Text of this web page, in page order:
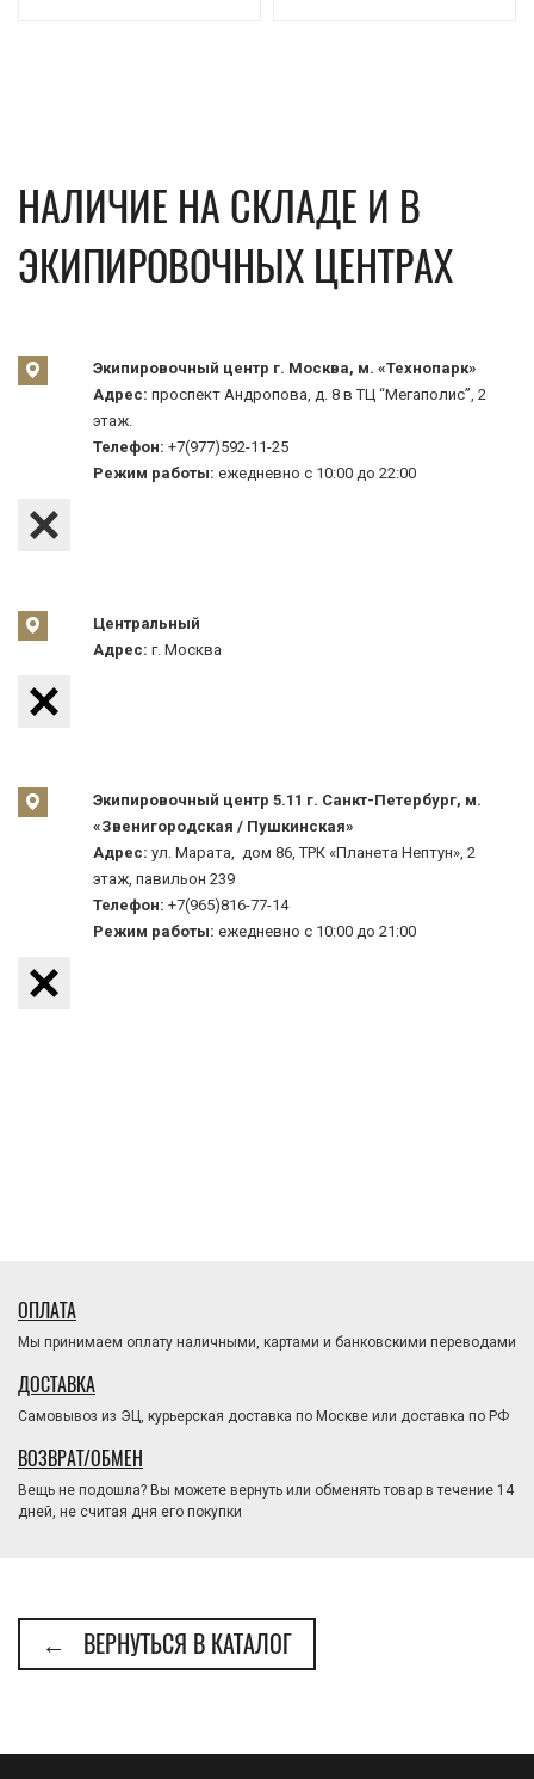
НАЛИЧИЕ НА СКЛАДЕ И В
ЭКИПИРОВОЧНЫХ ЦЕНТРАХ
Экипировочный центр г. Москва, м. «Технопарк»
Адрес: проспект Андропова, д. 8 в ТЦ “Мегаполис”, 2
этаж.
Телефон: +7(977)592-11-25
Режим работы: ежедневно с 10:00 до 22:00
Центральный
Адрес: г. Москва
Экипировочный центр 5.11 г. Санкт-Петербург, м.
«Звенигородская / Пушкинская»
Адрес: ул. Марата, дом 86, ТРК «Планета Нептун», 2
этаж, павильон 239
Телефон: +7(965)816-77-14
Режим работы: ежедневно с 10:00 до 21:00
ОПЛАТА
Мы принимаем оплату наличными, картами и банковскими переводами
ДОСТАВКА
Самовывоз из ЭЦ, курьерская доставка по Москве или доставка по РФ
ВОЗВРАТ/ОБМЕН
Вещь не подошла? Вы можете вернуть или обменять товар в течение 14
дней, не считая дня его покупки
← ВЕРНУТЬСЯ В КАТАЛОГ